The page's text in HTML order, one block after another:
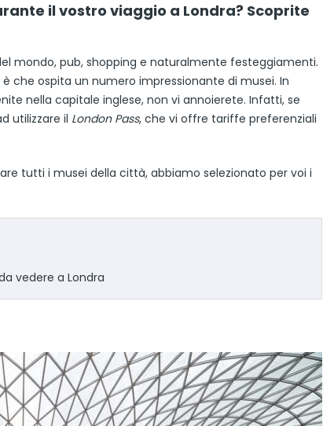
il vostro viaggio a Londra? Scoprite
mondo, pub, shopping e naturalmente festeggiamenti.
che ospita un numero impressionante di musei. In
nella capitale inglese, non vi annoierete. Infatti, se
utilizzare il London Pass, che vi offre tariffe preferenziali
tutti i musei della città, abbiamo selezionato per voi i
vedere a Londra